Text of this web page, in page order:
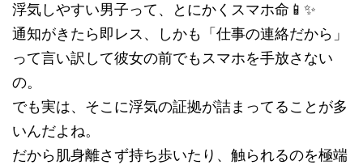
浮気しやすい男子って、とにかくスマホ命📱✨
通知がきたら即レス、しかも「仕事の連絡だから」
って言い訳して彼女の前でもスマホを手放さない
の。
でも実は、そこに浮気の証拠が詰まってることが多
いんだよね。
だから肌身離さず持ち歩いたり、触られるのを極端